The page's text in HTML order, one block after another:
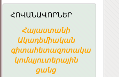
ՀՈՎԱՆԱՎՈՐՆԵՐ
Հայաստանի
Ակադեմիական
գիտահետազոտական
կոմպյուտերային
ցանց